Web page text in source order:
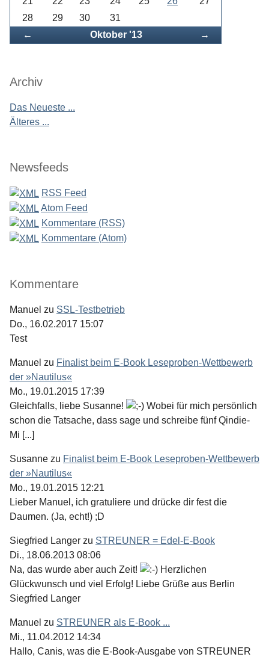
← Oktober '13 Vorwärts
→
28
29 30 31
Archiv
Das Neueste ...
Älteres ...
Newsfeeds
RSS Feed
Atom Feed
Kommentare (RSS)
Kommentare (Atom)
Kommentare
Manuel zu SSL-Testbetrieb
Do., 16.02.2017 15:07
Test
Manuel zu Finalist beim E-Book Leseproben-Wettbewerb
der »Nautilus«
Mo., 19.01.2015 17:39
Gleichfalls, liebe Susanne!
Wobei für mich persönlich
schon die Tatsache, dass sage und schreibe fünf Qindie-
Mi [...]
Susanne zu Finalist beim E-Book Leseproben-Wettbewerb
der »Nautilus«
Mo., 19.01.2015 12:21
Lieber Manuel, ich gratuliere und drücke dir fest die
Daumen. (Ja, echt!) ;D
Siegfried Langer zu STREUNER = Edel-E-Book
Di., 18.06.2013 08:06
Na, das wurde aber auch Zeit!
Herzlichen
Glückwunsch und viel Erfolg! Liebe Grüße aus Berlin
Siegfried Langer
Manuel zu STREUNER als E-Book ...
Mi., 11.04.2012 14:34
Hallo, Canis, was die E-Book-Ausgabe von STREUNER